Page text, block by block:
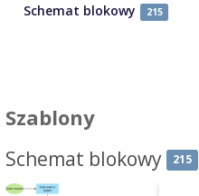
Schemat blokowy 215
Szablony
Schemat blokowy 215